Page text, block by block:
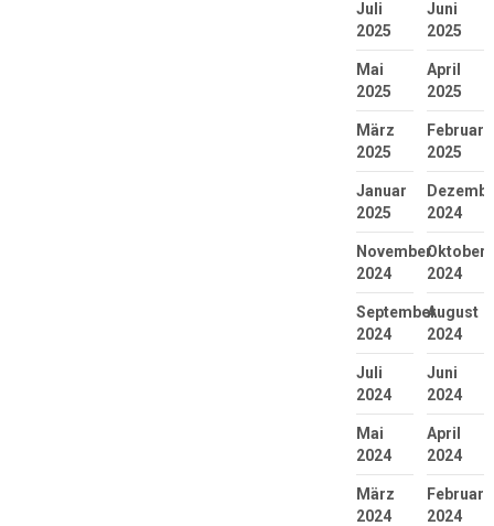
Juli
2025
Juni
2025
Mai
2025
April
2025
März
2025
Februar
2025
Januar
2025
2024
November
2024
Oktober
2024
September
2024
August
2024
Juli
2024
Juni
2024
Mai
2024
April
2024
März
2024
Februar
2024